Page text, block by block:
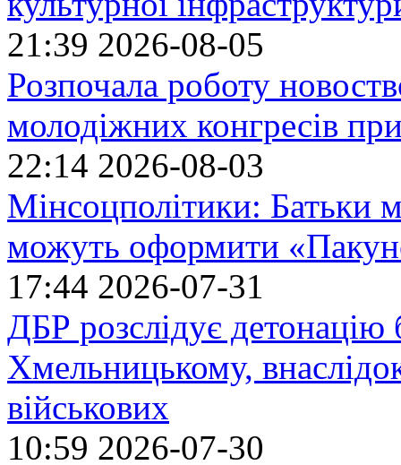
21:39 2026-08-05
Розпочала роботу
молодіжних конгресів
22:14 2026-08-03
Мінсоцполітики: Батьки
можуть оформити
17:44 2026-07-31
ДБР розслідує детонацію
Хмельницькому,
військових
10:59 2026-07-30